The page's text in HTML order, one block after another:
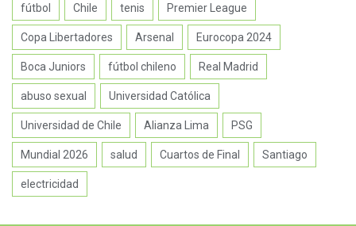
fútbol Chile tenis Premier League
Copa Libertadores Arsenal Eurocopa 2024
Boca Juniors fútbol chileno Real Madrid
abuso sexual Universidad Católica
Universidad de Chile Alianza Lima PSG
Mundial 2026 salud Cuartos de Final Santiago
electricidad